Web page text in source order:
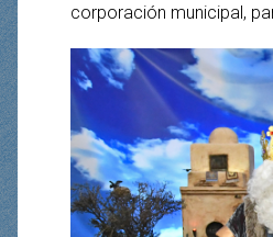
corporación municipal,